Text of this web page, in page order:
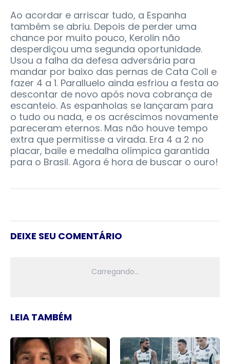
Ao acordar e arriscar tudo, a Espanha
também se abriu. Depois de perder uma
chance por muito pouco, Kerolin não
desperdiçou uma segunda oportunidade.
Usou a falha da defesa adversária para
mandar por baixo das pernas de Cata Coll e
fazer 4 a 1. Paralluelo ainda esfriou a festa ao
descontar de novo após nova cobrança de
escanteio. As espanholas se lançaram para
o tudo ou nada, e os acréscimos novamente
pareceram eternos. Mas não houve tempo
extra que permitisse a virada. Era 4 a 2 no
placar, baile e medalha olímpica garantida
para o Brasil. Agora é hora de buscar o ouro!
DEIXE SEU COMENTÁRIO
LEIA TAMBÉM